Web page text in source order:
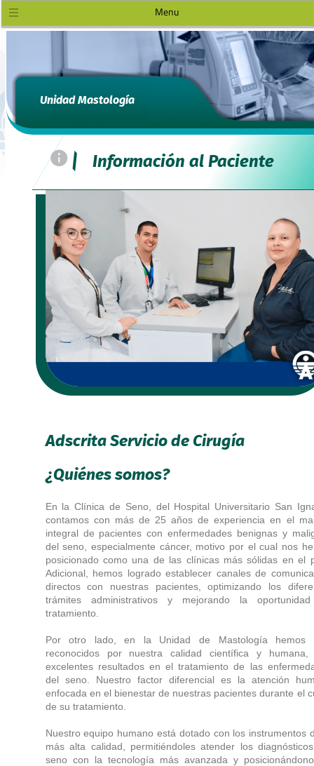
Menu
Unidad Mastología
= | Información al Paciente
Adscrita Servicio de Cirugía
¿Quiénes somos?
En la Clínica de Seno, del Hospital Universitario San
contamos con más de 25 años de experiencia en el
integral de pacientes con enfermedades benignas y
del seno, especialmente cáncer, motivo por el cual nos
posicionado como una de las clínicas más sólidas en el
Adicional, hemos logrado establecer canales de
directos con nuestras pacientes, optimizando los
trámites administrativos y mejorando la
tratamiento.
Por otro lado, en la Unidad de Mastología hemos
reconocidos por nuestra calidad científica y humana,
excelentes resultados en el tratamiento de las
del seno. Nuestro factor diferencial es la atención
enfocada en el bienestar de nuestras pacientes durante el
de su tratamiento.
Nuestro equipo humano está dotado con los instrumentos
más alta calidad, permitiéndoles atender los
seno con la tecnología más avanzada y